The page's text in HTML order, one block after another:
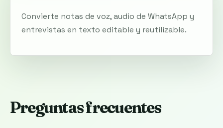
Convierte notas de voz, audio de WhatsApp y
entrevistas en texto editable y reutilizable.
Preguntas frecuentes